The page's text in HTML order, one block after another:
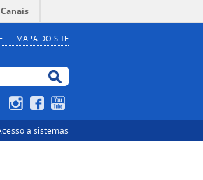
Canais
MAPA DO SITE
Buscar no portal
InstagramFacebook
a sistemas